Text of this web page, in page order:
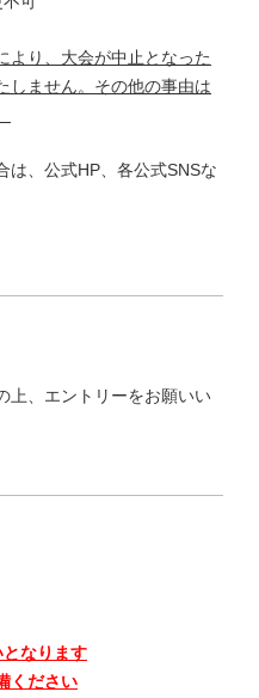
り、大会が中止となった
しません。その他の事由は
は、公式HP、各公式SNSな
上、エントリーをお願いい
なります
ください